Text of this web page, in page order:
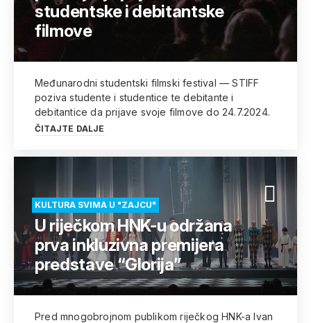
studentske i debitantske
filmove
Međunarodni studentski filmski festival — STIFF
poziva studente i studentice te debitante i
debitantice da prijave svoje filmove do 24.7.2024.
ČITAJTE DALJE
KULTURA SVIMA U "ZAJCU"
U riječkom HNK-u održana
prva inkluzivna premijera
predstave “Glorija”
Pred mnogobrojnom publikom riječkog HNK-a Ivan